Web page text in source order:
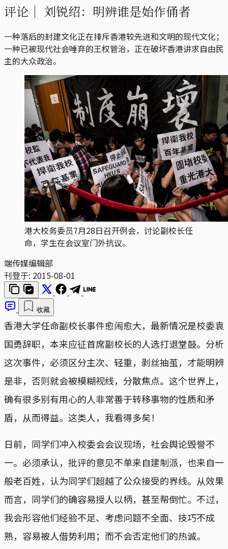
评论｜ 刘锐绍：明辨谁是始作俑者
一种落后的封建文化正在排斥香港较先进和文明的现代文化；
一种已被现代社会唾弃的王权管治，正在破坏香港讲求自由民
主的大众政治。
港大校务委员7月28日召开例会，讨论副校长任
命，学生在会议室门外抗议。
端传媒编辑部
刊登于: 2015-08-01
收藏
香港大学任命副校长事件愈闹愈大，最新情况是校委袁
国勇辞职，本来应征首席副校长的人选打退堂鼓。分析
这次事件，必须区分主次、轻重，剥丝抽茧，才能明辨
是非，否则就会被模糊视线，分散焦点。这个世界上，
确有很多别有用心的人非常善于转移事物的性质和矛
盾，从而得益。这类人，我看得多矣！
日前，同学们冲入校委会会议现场，社会舆论毁誉不
一。必须承认，批评的意见不单来自建制派，也来自一
般老百姓，认为同学们超越了公众接受的界线。从效果
而言，同学们的确容易授人以柄，甚至帮倒忙。不过，
我会形容他们经验不足、考虑问题不全面、技巧不成
熟，容易被人借势利用；而不会否定他们的热诚。